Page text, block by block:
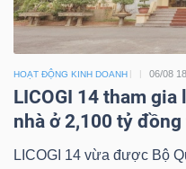
HOẠT ĐỘNG KINH DOANH 06/08
LICOGI 14 tham
nhà ở 2,100 tỷ
LICOGI 14 vừa được Bộ